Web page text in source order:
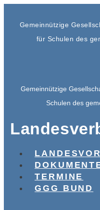
Gemeinnützige
für Schulen des
Gemeinnützige
Schulen des
TERMINE
GGG BUND